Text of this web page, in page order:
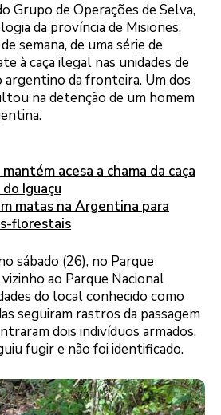
Grupo de Operações de Selva,
da província de Misiones,
semana, de uma série de
à caça ilegal nas unidades de
argentino da fronteira. Um dos
na detenção de um homem
acesa a chama da caça
Iguaçu
matas na Argentina para
florestais
sábado (26), no Parque
ao Parque Nacional
do local conhecido como
seguiram rastros da passagem
dois indivíduos armados,
fugir e não foi identificado.